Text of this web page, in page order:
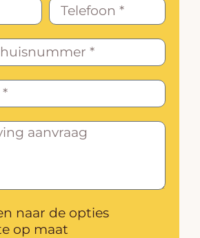
naar de opties
op maat